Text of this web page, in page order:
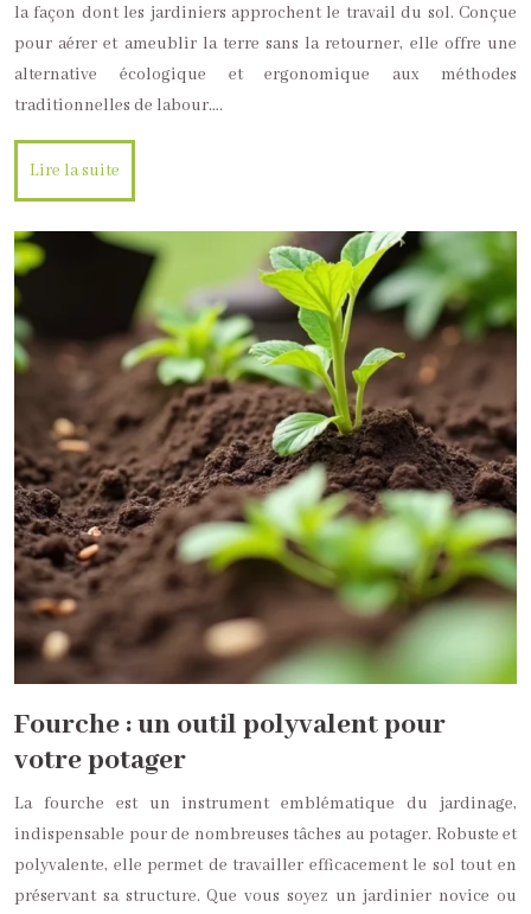
la façon dont les jardiniers approchent le travail du sol. Conçue
pour aérer et ameublir la terre sans la retourner, elle offre une
alternative écologique et ergonomique aux méthodes
traditionnelles de labour….
Lire la suite
Fourche : un outil polyvalent pour
votre potager
La fourche est un instrument emblématique du jardinage,
indispensable pour de nombreuses tâches au potager. Robuste et
polyvalente, elle permet de travailler efficacement le sol tout en
préservant sa structure. Que vous soyez un jardinier novice ou